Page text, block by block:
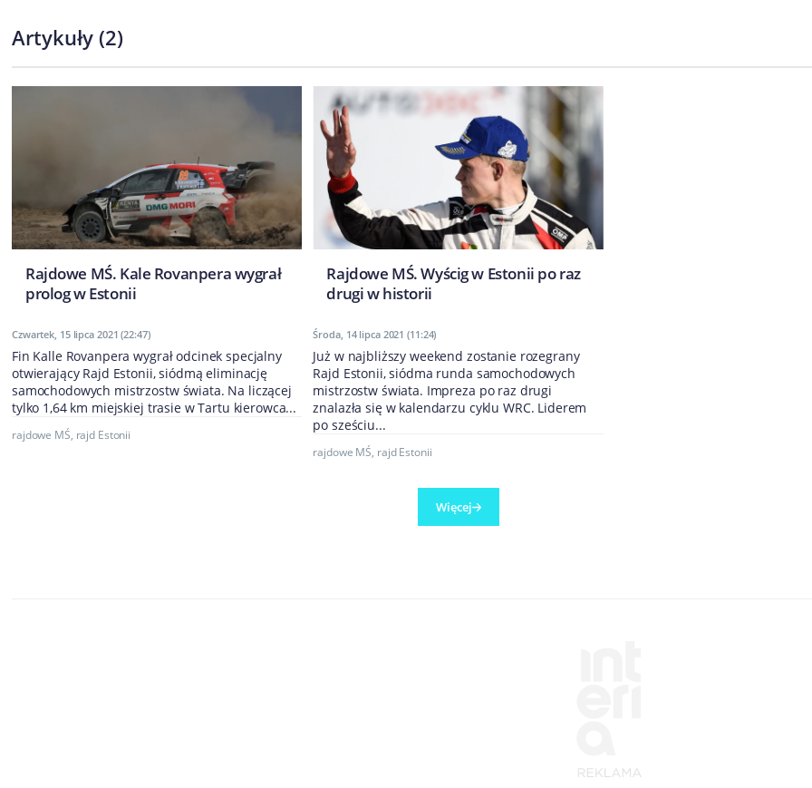
Artykuły (2)
Rajdowe MŚ. Kale Rovanpera wygrał
prolog w Estonii
Czwartek, 15 lipca 2021 (22:47)
Fin Kalle Rovanpera wygrał odcinek specjalny
otwierający Rajd Estonii, siódmą eliminację
samochodowych mistrzostw świata. Na liczącej
tylko 1,64 km miejskiej trasie w Tartu kierowca...
rajdowe MŚ, rajd Estonii
Rajdowe MŚ. Wyścig w Estonii po raz
drugi w historii
Środa, 14 lipca 2021 (11:24)
Już w najbliższy weekend zostanie rozegrany
Rajd Estonii, siódma runda samochodowych
mistrzostw świata. Impreza po raz drugi
znalazła się w kalendarzu cyklu WRC. Liderem
po sześciu...
rajdowe MŚ, rajd Estonii
Więcej